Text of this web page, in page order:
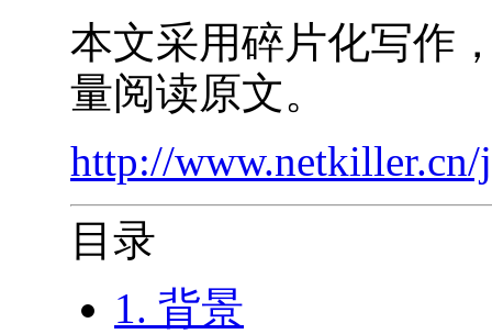
本文采用碎片化写作
量阅读原文。
http://
目录
1. 背景